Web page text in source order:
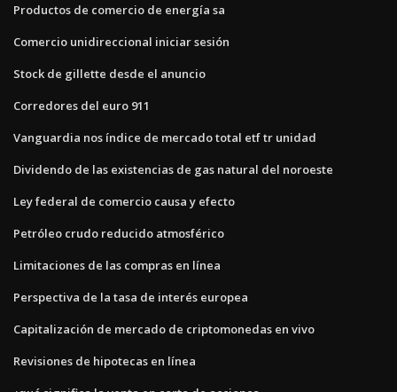
Productos de comercio de energía sa
Comercio unidireccional iniciar sesión
Stock de gillette desde el anuncio
Corredores del euro 911
Vanguardia nos índice de mercado total etf tr unidad
Dividendo de las existencias de gas natural del noroeste
Ley federal de comercio causa y efecto
Petróleo crudo reducido atmosférico
Limitaciones de las compras en línea
Perspectiva de la tasa de interés europea
Capitalización de mercado de criptomonedas en vivo
Revisiones de hipotecas en línea